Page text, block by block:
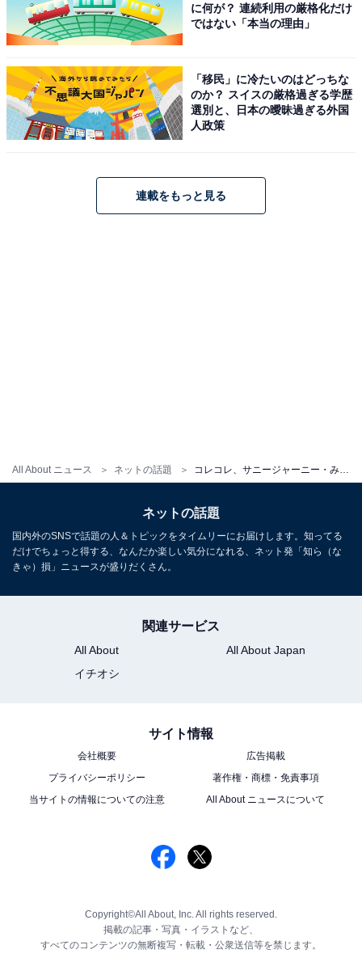
All About ニュース ネットの話題
に何が？ 連続利用の厳格化だけ
ではない「本当の理由」
「移民」に冷たいのはどっちな
のか？ スイスの厳格過ぎる学歴
選別と、日本の曖昧過ぎる外国
人政策
連載をもっと見る
ネットの話題
国内外のSNSで話題の人＆トピックをタイムリーにお届けします。知ってる
だけでちょっと得する、なんだか楽しい気分になれる、ネット発「知ら（な
きゃ）損」ニュースが盛りだくさん。
関連サービス
All About
All About Japan
イチオシ
サイト情報
会社概要
広告掲載
プライバシーポリシー
著作権・商標・免責事項
当サイトの情報についての注意
All About ニュースについて
Copyright©All About, Inc. All rights reserved.
掲載の記事・写真・イラストなど、
すべてのコンテンツの無断複写・転載・公衆送信等を禁じます。